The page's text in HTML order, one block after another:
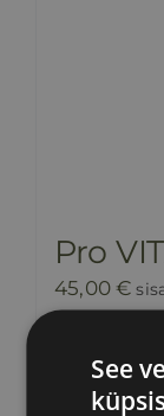
Pro
45,00€
Lisa korvi
See